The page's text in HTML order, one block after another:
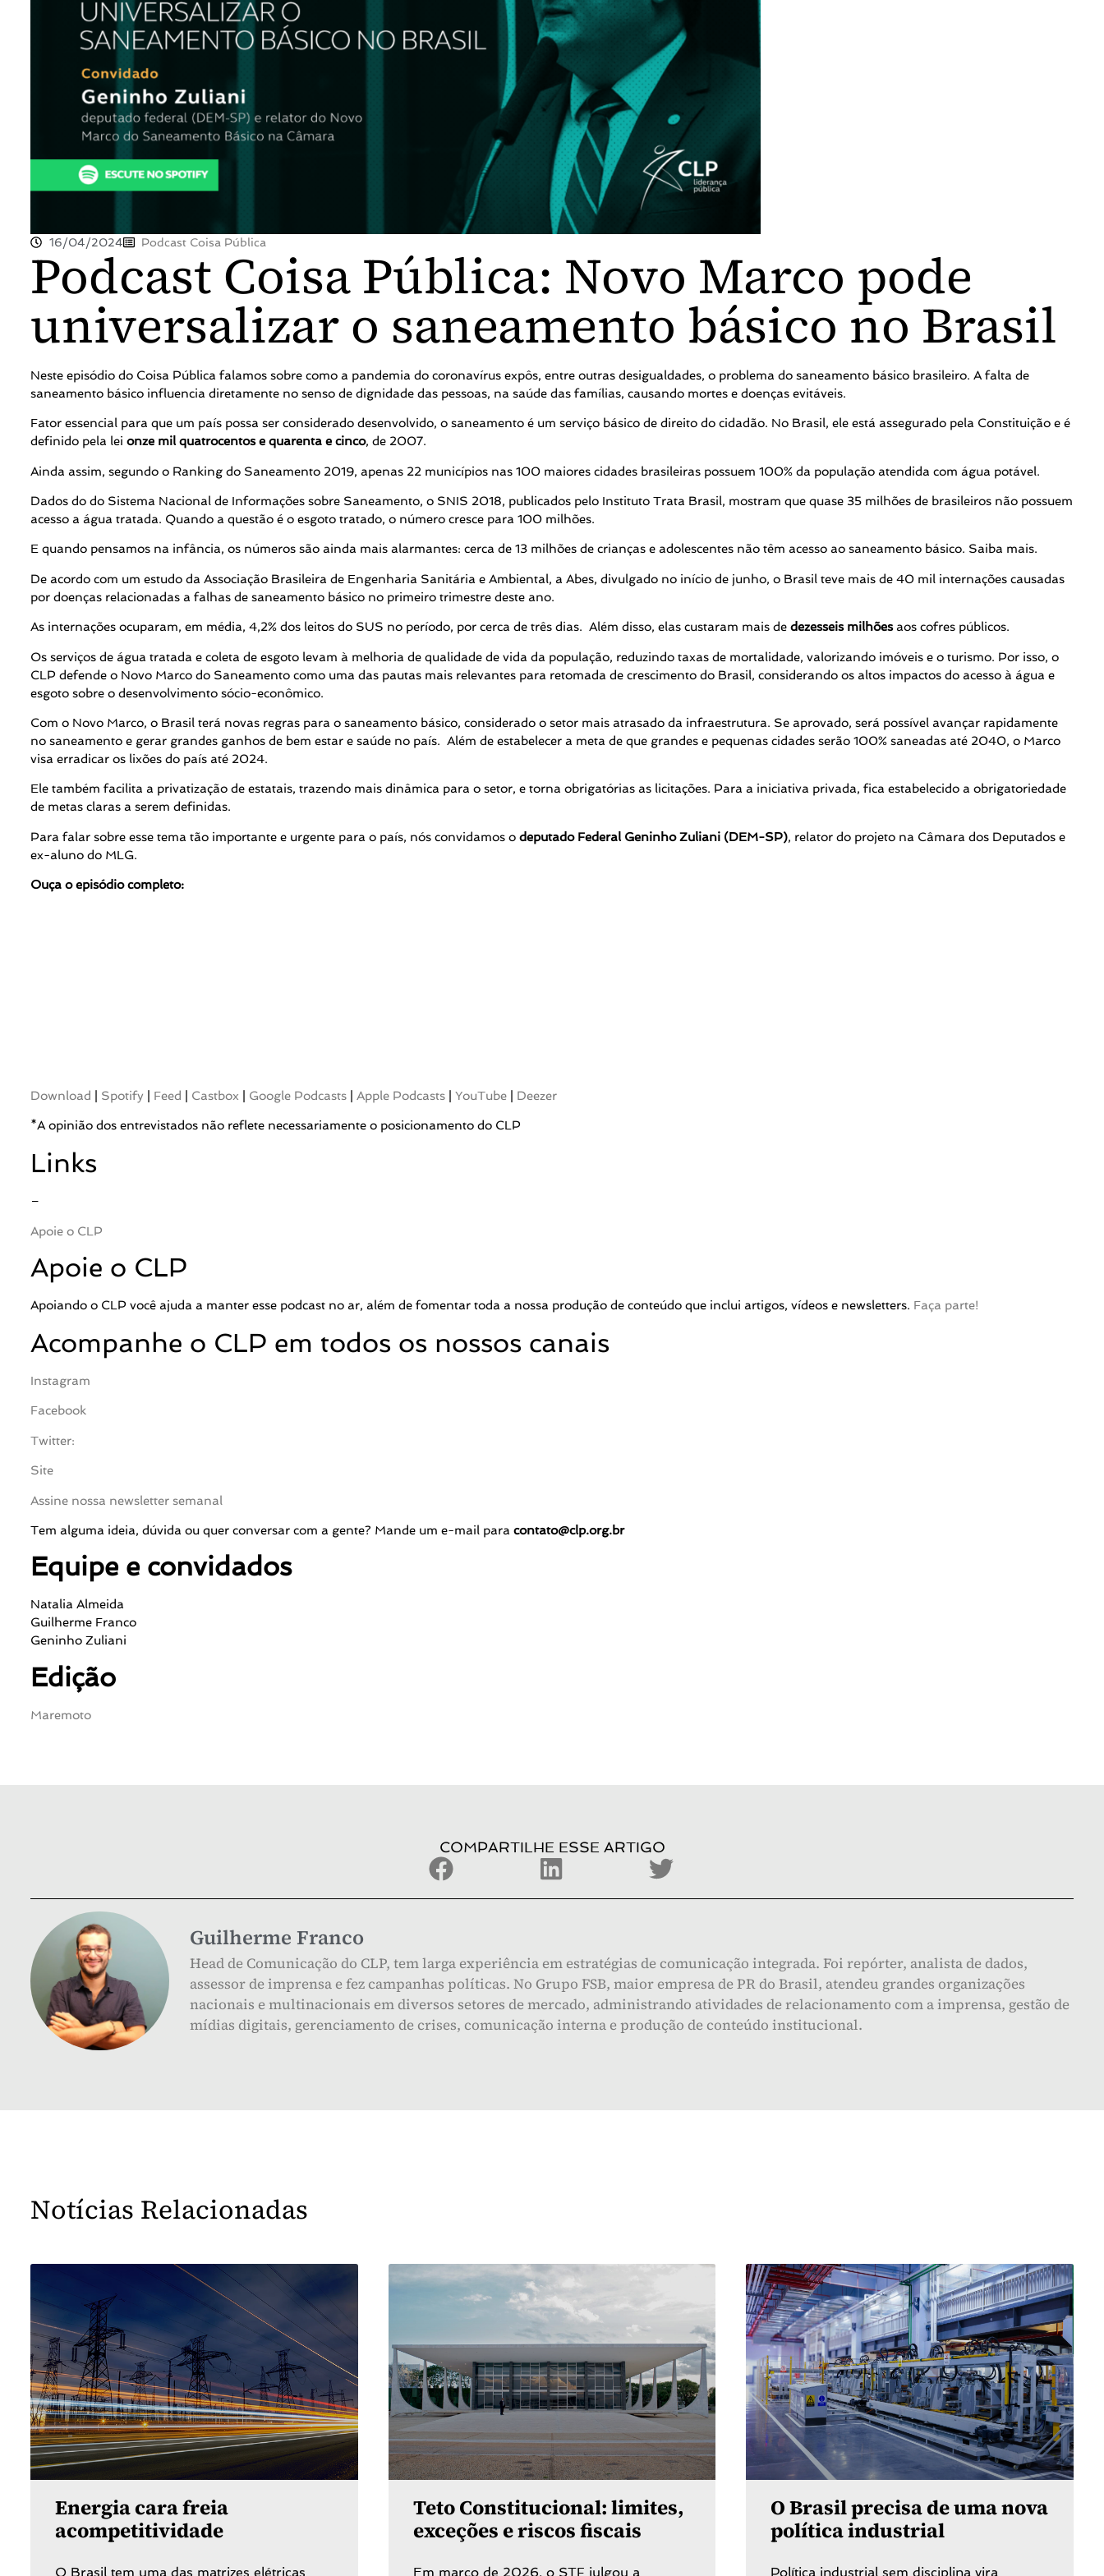
16/04/2024 Podcast Coisa Pública
Podcast Coisa Pública: Novo Marco pode
universalizar o saneamento básico no Brasil
Neste episódio do Coisa Pública falamos sobre como a pandemia do coronavírus expôs, entre outras desigualdades, o problema do saneamento básico brasileiro. A falta de
saneamento básico influencia diretamente no senso de dignidade das pessoas, na saúde das famílias, causando mortes e doenças evitáveis.
Fator essencial para que um país possa ser considerado desenvolvido, o saneamento é um serviço básico de direito do cidadão. No Brasil, ele está assegurado pela Constituição e é
definido pela lei onze mil quatrocentos e quarenta e cinco, de 2007.
Ainda assim, segundo o Ranking do Saneamento 2019, apenas 22 municípios nas 100 maiores cidades brasileiras possuem 100% da população atendida com água potável.
Dados do do Sistema Nacional de Informações sobre Saneamento, o SNIS 2018, publicados pelo Instituto Trata Brasil, mostram que quase 35 milhões de brasileiros não possuem
acesso a água tratada. Quando a questão é o esgoto tratado, o número cresce para 100 milhões.
E quando pensamos na infância, os números são ainda mais alarmantes: cerca de 13 milhões de crianças e adolescentes não têm acesso ao saneamento básico. Saiba mais.
De acordo com um estudo da Associação Brasileira de Engenharia Sanitária e Ambiental, a Abes, divulgado no início de junho, o Brasil teve mais de 40 mil internações causadas
por doenças relacionadas a falhas de saneamento básico no primeiro trimestre deste ano.
As internações ocuparam, em média, 4,2% dos leitos do SUS no período, por cerca de três dias. Além disso, elas custaram mais de dezesseis milhõesaos cofres públicos.
Os serviços de água tratada e coleta de esgoto levam à melhoria de qualidade de vida da população, reduzindo taxas de mortalidade, valorizando imóveis e o turismo. Por isso, o
CLP defende o Novo Marco do Saneamento como uma das pautas mais relevantes para retomada de crescimento do Brasil, considerando os altos impactos do acesso à água e
esgoto sobre o desenvolvimento sócio-econômico.
Com o Novo Marco, o Brasil terá novas regras para o saneamento básico, considerado o setor mais atrasado da infraestrutura. Se aprovado, será possível avançar rapidamente
no saneamento e gerar grandes ganhos de bem estar e saúde no país. Além de estabelecer a meta de que grandes e pequenas cidades serão 100% saneadas até 2040, o Marco
visa erradicar os lixões do país até 2024.
Ele também facilita a privatização de estatais, trazendo mais dinâmica para o setor, e torna obrigatórias as licitações. Para a iniciativa privada, fica estabelecido a obrigatoriedade
de metas claras a serem definidas.
Para falar sobre esse tema tão importante e urgente para o país, nós convidamos o deputado Federal Geninho Zuliani (DEM-SP), relator do projeto na Câmara dos Deputados e
ex-aluno do MLG.
Ouça o episódio completo:
Download | Spotify | Feed | Castbox | Google Podcasts | Apple Podcasts | YouTube | Deezer
*A opinião dos entrevistados não reflete necessariamente o posicionamento do CLP
Links
–
Apoie o CLP
Apoie o CLP
Apoiando o CLP você ajuda a manter esse podcast no ar, além de fomentar toda a nossa produção de conteúdo que inclui artigos, vídeos e newsletters. Faça parte!
Acompanhe o CLP em todos os nossos canais
Instagram
Facebook
Twitter:
Site
Assine nossa newsletter semanal
Tem alguma ideia, dúvida ou quer conversar com a gente? Mande um e-mail para contato@clp.org.br
Equipe e convidados
Natalia Almeida
Guilherme Franco
Geninho Zuliani
Edição
Maremoto
COMPARTILHE ESSE ARTIGO
Guilherme Franco
Head de Comunicação do CLP, tem larga experiência em estratégias de comunicação integrada. Foi repórter, analista de dados,
assessor de imprensa e fez campanhas políticas. No Grupo FSB, maior empresa de PR do Brasil, atendeu grandes organizações
nacionais e multinacionais em diversos setores de mercado, administrando atividades de relacionamento com a imprensa, gestão de
mídias digitais, gerenciamento de crises, comunicação interna e produção de conteúdo institucional.
Notícias Relacionadas
Energia cara freia
acompetitividade
O Brasil tem uma das matrizes elétricas
Teto Constitucional: limites,
exceções e riscos fiscais
Em março de 2026, o STF julgou a
O Brasil precisa de uma nova
política industrial
Política industrial sem disciplina vira